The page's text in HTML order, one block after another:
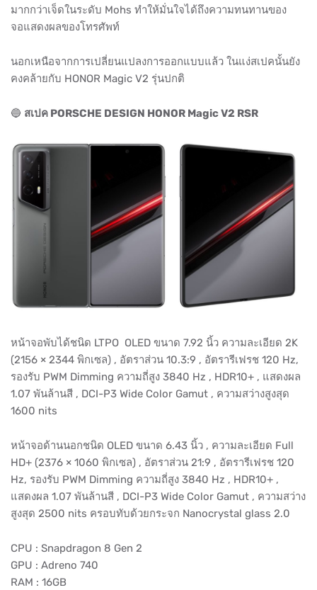
มากกว่าเจ็ดในระดับ Mohs ทำให้มั่นใจได้ถึงความทนทานของ
จอแสดงผลของโทรศัพท์
นอกเหนือจากการเปลี่ยนแปลงการออกแบบแล้ว ในแง่สเปคนั้นยัง
คงคล้ายกับ HONOR Magic V2 รุ่นปกติ
🔵 สเปค PORSCHE DESIGN HONOR Magic V2 RSR
หน้าจอพับได้ชนิด LTPO OLED ขนาด 7.92 นิ้ว ความละเอียด 2K
(2156 × 2344 พิกเซล) , อัตราส่วน 10.3:9 , อัตรารีเฟรช 120 Hz,
รองรับ PWM Dimming ความถี่สูง 3840 Hz , HDR10+ , แสดงผล
1.07 พันล้านสี , DCI-P3 Wide Color Gamut , ความสว่างสูงสุด
1600 nits
หน้าจอด้านนอกชนิด OLED ขนาด 6.43 นิ้ว , ความละเอียด Full
HD+ (2376 × 1060 พิกเซล) , อัตราส่วน 21:9 , อัตรารีเฟรช 120
Hz, รองรับ PWM Dimming ความถี่สูง 3840 Hz , HDR10+ ,
แสดงผล 1.07 พันล้านสี , DCI-P3 Wide Color Gamut , ความสว่าง
สูงสุด 2500 nits ครอบทับด้วยกระจก Nanocrystal glass 2.0
CPU : Snapdragon 8 Gen 2
GPU : Adreno 740
RAM : 16GB